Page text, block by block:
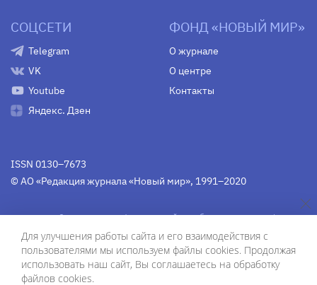
СОЦСЕТИ
Telegram
VK
Youtube
Яндекс. Дзен
ФОНД «НОВЫЙ МИР»
О журнале
О центре
Контакты
ISSN 0130–7673
© АО «Редакция журнала «Новый мир», 1991–2020
Свидетельство Федеральной службы по надзору в сфере
коммуникаций средства массовой информации
(Роскомнадзор)ПИ № Фс 77-75754 от 13 июня 2019 г.
Для улучшения работы сайта и его взаимодействия с
пользователями мы используем файлы cookies. Продолжая
использовать наш сайт, Вы соглашаетесь на обработку
файлов cookies.